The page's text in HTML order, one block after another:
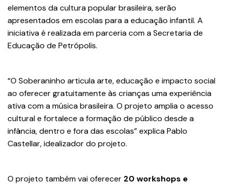
elementos da cultura popular brasileira, serão
apresentados em escolas para a educação infantil. A
iniciativa é realizada em parceria com a Secretaria de
Educação de Petrópolis.
“O Soberaninho articula arte, educação e impacto social
ao oferecer gratuitamente às crianças uma experiência
ativa com a música brasileira. O projeto amplia o acesso
cultural e fortalece a formação de público desde a
infância, dentro e fora das escolas” explica Pablo
Castellar, idealizador do projeto.
O projeto também vai oferecer 20 workshops e